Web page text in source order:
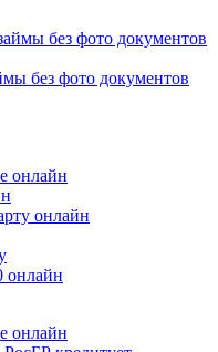
без фото документов
онлайн
онлайн
онлайн
онлайн